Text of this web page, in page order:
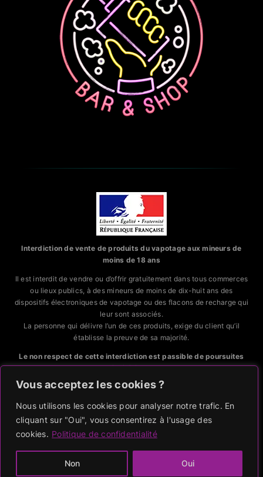
Vous acceptez les cookies ?
Nous utilisons les cookies pour analyser notre trafic. En
cliquant sur "Oui", vous consentirez à l'usage des
cookies. Politique de confidentialité
Non Oui
Interdiction de vente de produits du vapotage aux mineurs de
moins de 18 ans
Il est interdit de vendre ou d’offrir gratuitement dans tous commerces
ou lieux publics, à des mineurs de moins de dix-huit ans des
dispositifs électroniques de vapotage ou des flacons de recharge qui
leur sont associés.
La personne qui délivre l’un de ces produits, exige du client qu’il
établisse la preuve de sa majorité.
Le non respect de cette interdiction est passible de poursuites
judiciaires.
CODE DE LA SANTÉ PUBLIQUE, ART. L.3513-5 et R.3515-6
|MENTIONS LEGALES
2023-2024 ©POP AND VAPETous droits réservés